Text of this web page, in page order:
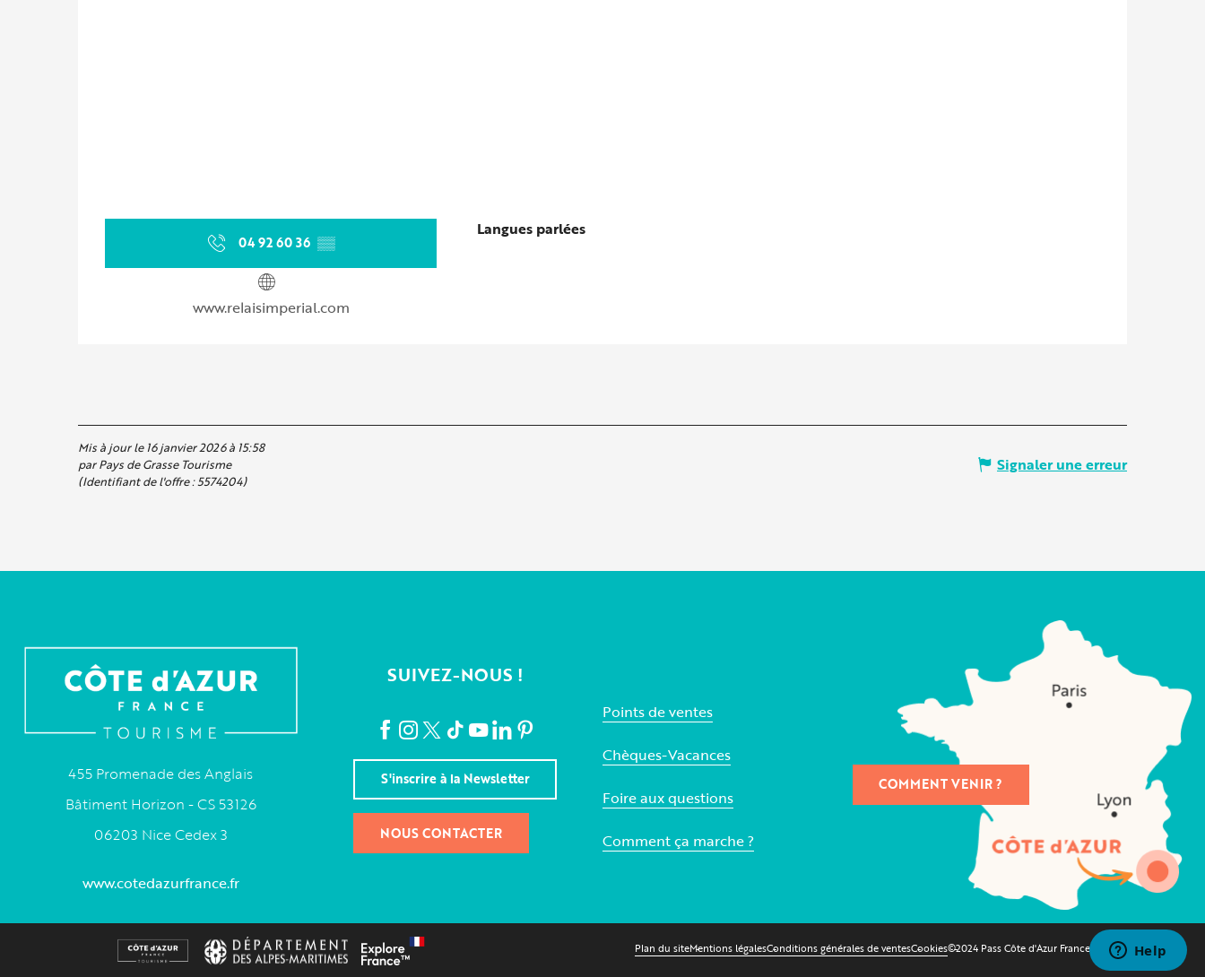
04 92 60 36 ▒▒
www.relaisimperial.com
Langues parlées
Langues parlées
Mis à jour le 16 janvier 2026 à 15:58
par Pays de Grasse Tourisme
(Identifiant de l'offre :5574204)
Signaler une erreur
455 Promenade des Anglais
Bâtiment Horizon - CS 53126
06203 Nice Cedex 3
www.cotedazurfrance.fr
SUIVEZ-NOUS !
S'inscrire à la Newsletter
NOUS CONTACTER
Points de ventes
Chèques-Vacances
Foire aux questions
Comment ça marche ?
COMMENT VENIR ?
Plan du siteMentions légalesConditions générales de ventesCookies©2024 Pass Côte d'Azur France